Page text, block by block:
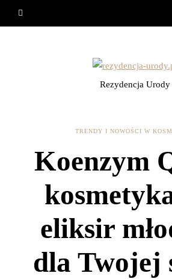
Rezydencja Urody
TRENDY I NOWOŚCI W
Koenzym
eliksir
dla Twojej